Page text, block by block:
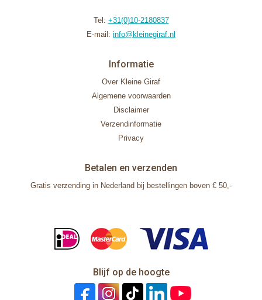
Tel: +31(0)10-2180837
E-mail: info@kleinegiraf.nl
Informatie
Over Kleine Giraf
Algemene voorwaarden
Disclaimer
Verzendinformatie
Privacy
Betalen en verzenden
Gratis verzending in Nederland bij bestellingen boven € 50,-
Blijf op de hoogte